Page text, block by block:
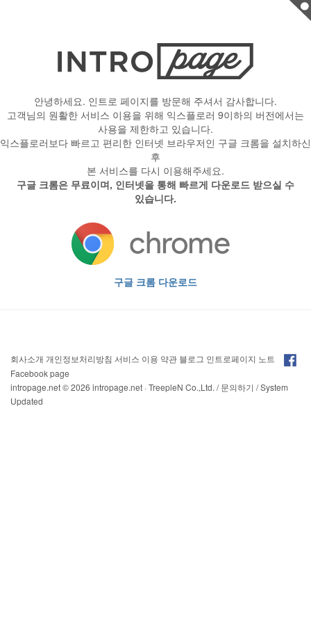
안녕하세요. 인트로 페이지를 방문해 주셔서 감사합니다.
고객님의 원활한 서비스 이용을 위해 익스플로러 9이하의 버전에서는
사용을 제한하고 있습니다.
익스플로러보다 빠르고 편리한 인터넷 브라우저인 구글 크롬을 설치하신
후
본 서비스를 다시 이용해주세요.
구글 크롬은 무료이며, 인터넷을 통해 빠르게 다운로드 받으실 수
있습니다.
구글 크롬 다운로드
회사소개 개인정보처리방침 서비스 이용 약관 블로그 인트로페이지 노트
Facebook page
intropage.net© 2026 intropage.net · TreepleN Co.,Ltd. /문의하기 /System
Updated